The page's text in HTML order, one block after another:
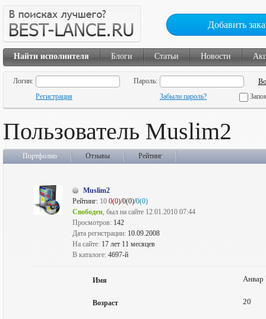
Добавить
Найти исполнителя Блоги Статьи Новости
Логин:
Пароль:
Регистрация
Забыли пароль?
Пользователь Muslim2
Портфолио Отзывы Рейтинг
Muslim2
Рейтинг: 10 0(0)/0(0)/0(0)
Свободен, был на сайте 12.01.2010 07:44
Просмотров: 142
Дата регистрации: 10.09.2008
На сайте: 17 лет 11 месяцев
В каталоге: 4697-й
Имя Анвар
Возраст 20